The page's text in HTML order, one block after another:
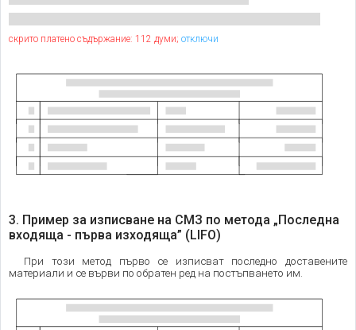
скрито платено съдържание: 112 думи; отключи
3. Пример за изписване на СМЗ по метода „Последна
входяща - първа изходяща” (LIFO)
При този метод първо се изписват последно доставените
материали и се върви по обратен ред на постъпването им.